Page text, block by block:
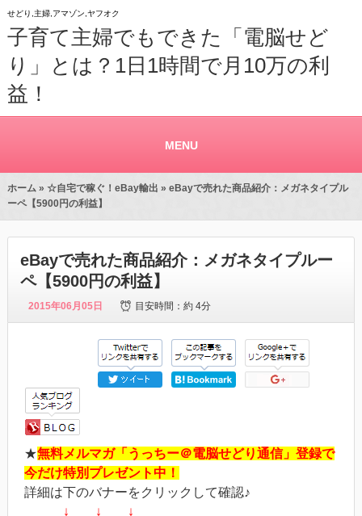
せどり,主婦,アマゾン,ヤフオク
子育て主婦でもできた「電脳せど
り」とは？1日1時間で月10万の利
益！
MENU
ホーム» ☆自宅で稼ぐ！eBay輸出 » eBayで売れた商品紹介：メガネタイプル
ーペ【5900円の利益】
eBayで売れた商品紹介：メガネタイプルー
ペ【5900円の利益】
2015年06月05日 目安時間：約 4分
★無料メルマガ「うっちー＠電脳せどり通信」登録で
今だけ特別プレゼント中！
詳細は下のバナーをクリックして確認♪
↓ ↓ ↓